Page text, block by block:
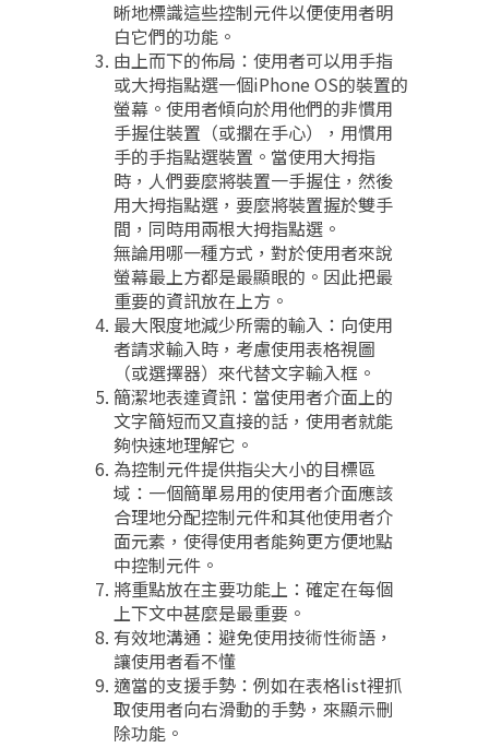
晰地標識這些控制元件以便使用者明
白它們的功能。
由上而下的佈局：使用者可以用手指
或大拇指點選一個iPhone OS的裝置的
螢幕。使用者傾向於用他們的非慣用
手握住裝置（或擱在手心），用慣用
手的手指點選裝置。當使用大拇指
時，人們要麼將裝置一手握住，然後
用大拇指點選，要麼將裝置握於雙手
間，同時用兩根大拇指點選。
無論用哪一種方式，對於使用者來說
螢幕最上方都是最顯眼的。因此把最
重要的資訊放在上方。
最大限度地減少所需的輸入：向使用
者請求輸入時，考慮使用表格視圖
（或選擇器）來代替文字輸入框。
簡潔地表達資訊：當使用者介面上的
文字簡短而又直接的話，使用者就能
夠快速地理解它。
為控制元件提供指尖大小的目標區
域：一個簡單易用的使用者介面應該
合理地分配控制元件和其他使用者介
面元素，使得使用者能夠更方便地點
中控制元件。
將重點放在主要功能上：確定在每個
上下文中甚麼是最重要。
有效地溝通：避免使用技術性術語，
讓使用者看不懂
適當的支援手勢：例如在表格list裡抓
取使用者向右滑動的手勢，來顯示刪
除功能。